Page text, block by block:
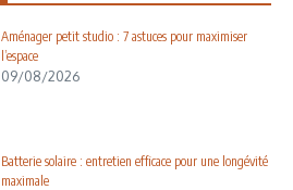
Aménager petit studio : 7 astuces pour maximiser
l’espace
09/08/2026
Batterie solaire : entretien efficace pour une longévité
maximale